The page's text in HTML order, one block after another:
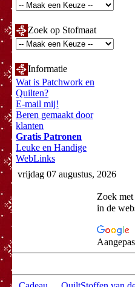
Zoek op Stofmaat
Informatie
Wat is Patchwork en
Quilten?
E-mail mij!
Beren gemaakt door
klanten
Gratis Patronen
Leuke en Handige
WebLinks
vrijdag 07 augustus, 2026
Zoek
in de